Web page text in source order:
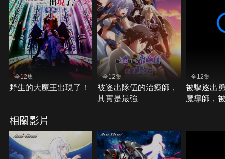
全12集
野生的大魔王出現了！
全12集
被逐出隊伍的治癒師，
其實是最強
全12集
被驅逐出
魔導師，
相關影片